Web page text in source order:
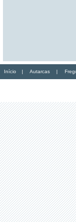
Início | Autarcas |